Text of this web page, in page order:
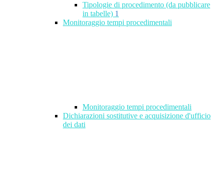
Tipologie di procedimento (da pubblicare
in tabelle) 1
Monitoraggio tempi procedimentali
Monitoraggio tempi procedimentali
Dichiarazioni sostitutive e acquisizione d'ufficio
dei dati